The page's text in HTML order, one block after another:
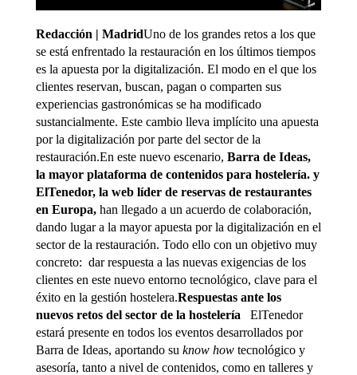
Redacción | MadridUno de los grandes retos a los que
se está enfrentado la restauración en los últimos tiempos
es la apuesta por la digitalización. El modo en el que los
clientes reservan, buscan, pagan o comparten sus
experiencias gastronómicas se ha modificado
sustancialmente. Este cambio lleva implícito una apuesta
por la digitalización por parte del sector de la
restauración.En este nuevo escenario, Barra de Ideas,
la mayor plataforma de contenidos para hostelería. y
ElTenedor, la web líder de reservas de restaurantes
en Europa,han llegado a un acuerdo de colaboración,
dando lugar a la mayor apuesta por la digitalización en el
sector de la restauración. Todo ello con un objetivo muy
concreto: dar respuesta a las nuevas exigencias de los
clientes en este nuevo entorno tecnológico, clave para el
éxito en la gestión hostelera.Respuestas ante los
nuevos retos del sector de la hostelería ElTenedor
estará presente en todos los eventos desarrollados por
Barra de Ideas, aportando su know howtecnológico y
asesoría, tanto a nivel de contenidos, como en talleres y